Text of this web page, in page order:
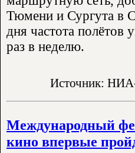
Тюмени и Сургута в
дня частота полётов
раз в неделю.
Источник:
Международный
кино впервые